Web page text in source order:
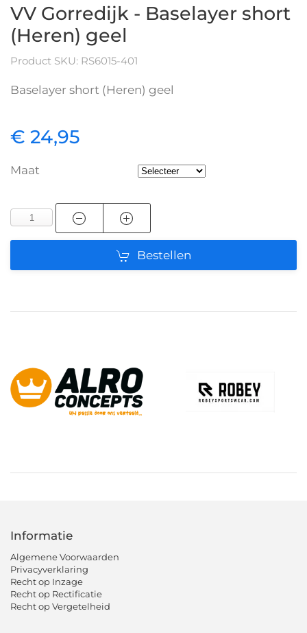
VV Gorredijk - Baselayer short
(Heren) geel
Product SKU: RS6015-401
Baselayer short (Heren) geel
€ 24,95
Maat
Bestellen
Informatie
Algemene Voorwaarden
Privacyverklaring
Recht op Inzage
Recht op Rectificatie
Recht op Vergetelheid